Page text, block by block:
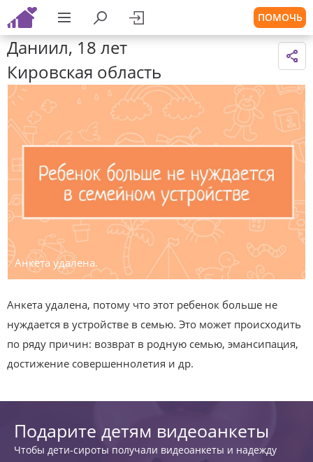
ПОМОЧЬ
Даниил, 18 лет
Кировская область
Анкета удалена.
Анкета удалена, потому что этот ребенок больше не
нуждается в устройстве в семью. Это может происходить
по ряду причин: возврат в родную семью, эмансипация,
достижение совершеннолетия и др.
Подарите детям видеоанкеты
Чтобы дети-сироты получали видеоанкеты и надежду